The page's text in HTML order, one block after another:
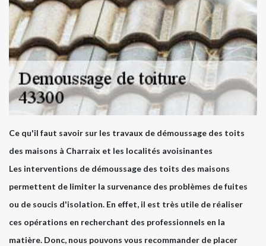
Ce qu'il faut savoir sur les travaux de démoussage des toits
des maisons à Charraix et les localités avoisinantes
Les interventions de démoussage des toits des maisons
permettent de limiter la survenance des problèmes de fuites
ou de soucis d'isolation. En effet, il est très utile de réaliser
ces opérations en recherchant des professionnels en la
matière. Donc, nous pouvons vous recommander de placer